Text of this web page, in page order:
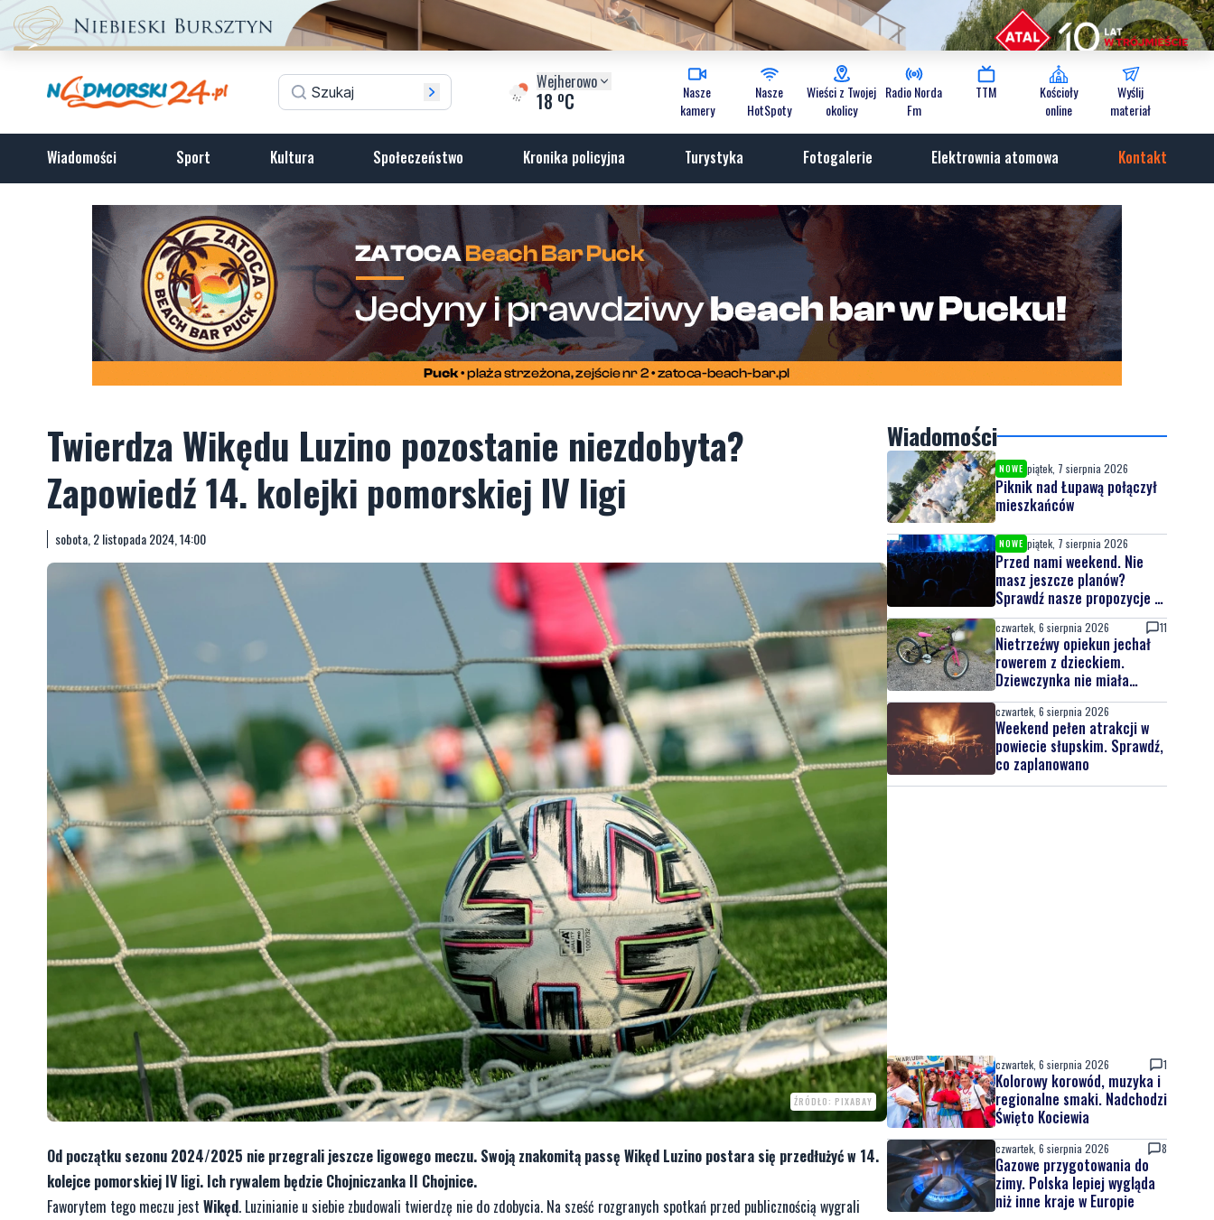
Wejherowo
18 oC
Nasze
kamery
Nasze
HotSpoty
Wieści z Twojej
okolicy
Radio Norda
Fm
TTM
Kościoły
online
Wyślij
materiał
Wiadomości Sport Kultura Społeczeństwo Kronika policyjna Turystyka Fotogalerie Elektrownia atomowa Kontakt
Twierdza Wikędu Luzino pozostanie niezdobyta?
Zapowiedź 14. kolejki pomorskiej IV ligi
sobota, 2 listopada 2024, 14:00
ŹRÓDŁO: PIXABAY
Od początku sezonu 2024/2025 nie przegrali jeszcze ligowego meczu. Swoją znakomitą passę Wikęd Luzino postara się przedłużyć w 14.
kolejce pomorskiej IV ligi. Ich rywalem będzie Chojniczanka II Chojnice.
Faworytem tego meczu jest Wikęd. Luzinianie u siebie zbudowali twierdzę nie do zdobycia. Na sześć rozgranych spotkań przed publicznością wygrali
Wiadomości
NOWE piątek, 7 sierpnia 2026
Piknik nad Łupawą połączył
mieszkańców
NOWE piątek, 7 sierpnia 2026
Przed nami weekend. Nie
masz jeszcze planów?
Sprawdź nasze propozycje w
powiecie wejherowskim i
puckim
czwartek, 6 sierpnia 2026 11
Nietrzeźwy opiekun jechał
rowerem z dzieckiem.
Dziewczynka nie miała
kasku
czwartek, 6 sierpnia 2026
Weekend pełen atrakcji w
powiecie słupskim. Sprawdź,
co zaplanowano
czwartek, 6 sierpnia 2026 1
Kolorowy korowód, muzyka i
regionalne smaki. Nadchodzi
Święto Kociewia
czwartek, 6 sierpnia 2026 8
Gazowe przygotowania do
zimy. Polska lepiej wygląda
niż inne kraje w Europie